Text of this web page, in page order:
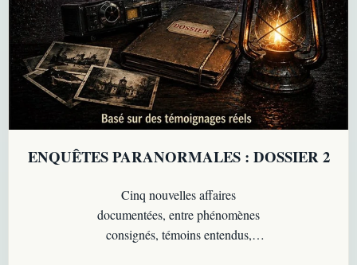
ENQUÊTES PARANORMALES : DOSSIER 2
Cinq nouvelles affaires
documentées, entre phénomènes
consignés, témoins entendus,